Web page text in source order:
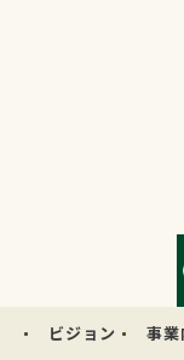
ビジョン 事業